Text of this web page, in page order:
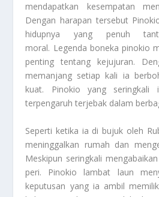
mendapatkan kesempatan
Dengan harapan tersebut
hidupnya yang penuh
moral. Legenda boneka pinokio
penting tentang kejujuran.
memanjang setiap kali ia
kuat. Pinokio yang seringkali
terpengaruh terjebak dalam
Seperti ketika ia di bujuk oleh
meninggalkan rumah dan
Meskipun seringkali
peri. Pinokio lambat laun
keputusan yang ia ambil